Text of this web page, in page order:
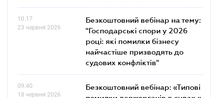
10.17
23 червня 2026
Безкоштовний вебінар на тему:
"Господарські спори у 2026
році: які помилки бізнесу
найчастіше призводять до
судових конфліктів"
09.40
18 червня 2026
Безкоштовний вебінар: «Типові